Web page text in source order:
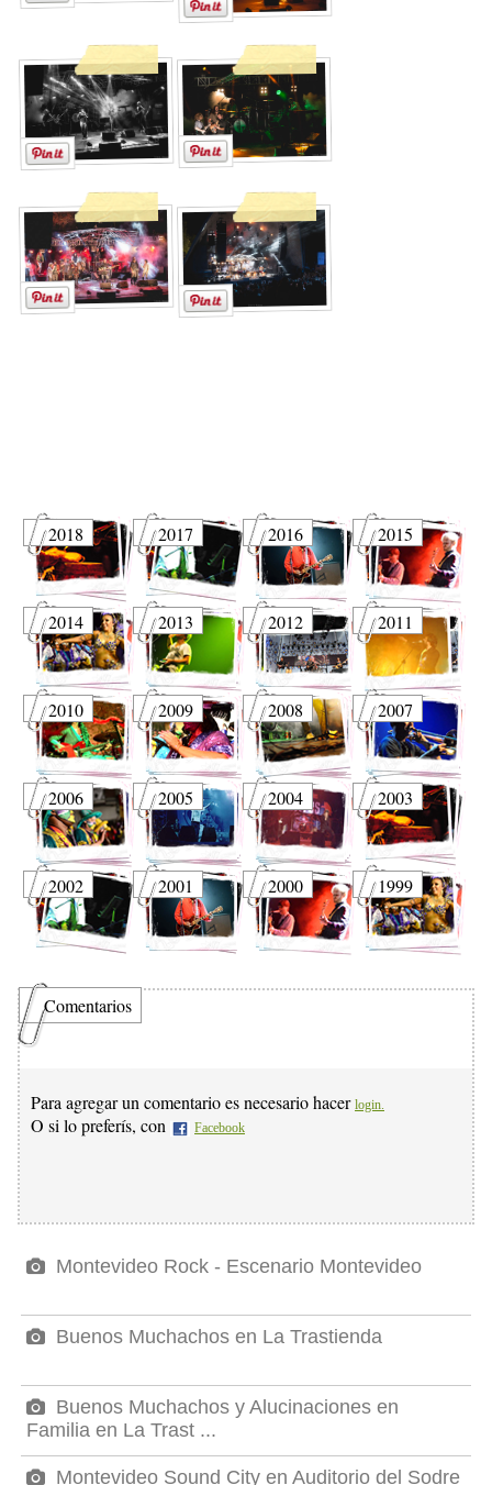
2018 2017 2016 2015
2014 2013 2012 2011
2010 2009 2008 2007
2006 2005 2004 2003
2002 2001 2000 1999
Comentarios
Para agregar un comentario es necesario hacer login.
O si lo preferís, con Facebook
Montevideo Rock - Escenario Montevideo
Buenos Muchachos en La Trastienda
Buenos Muchachos y Alucinaciones en
Familia en La Trast ...
Montevideo Sound City en Auditorio del Sodre